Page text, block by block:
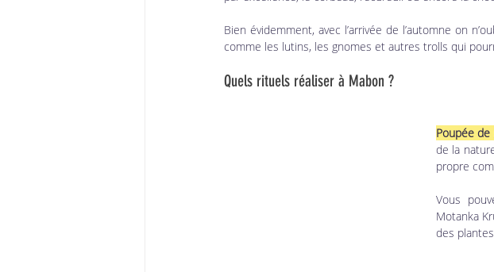
Bien évidemment, avec l’arrivée de l’automne on
comme les lutins, les gnomes et autres trolls qui
Quels rituels réaliser à Mabon ?
Poupée de
de la
propre
Vous
Motanka
des